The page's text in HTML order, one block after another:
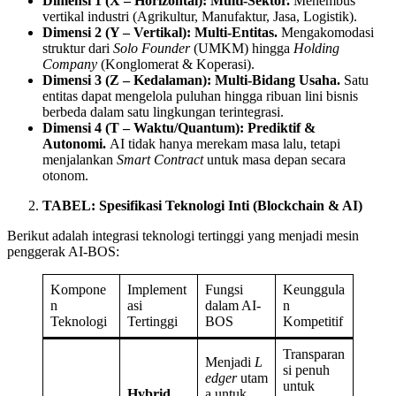
vertikal industri (Agrikultur, Manufaktur, Jasa, Logistik).
Dimensi 2 (Y – Vertikal): Multi-Entitas. Mengakomodasi
struktur dari Solo Founder(UMKM) hingga Holding
Company (Konglomerat & Koperasi).
Dimensi 3 (Z – Kedalaman): Multi-Bidang Usaha. Satu
entitas dapat mengelola puluhan hingga ribuan lini bisnis
berbeda dalam satu lingkungan terintegrasi.
Dimensi 4 (T – Waktu/Quantum): Prediktif &
Autonomi. AI tidak hanya merekam masa lalu, tetapi
menjalankan Smart Contractuntuk masa depan secara
otonom.
TABEL: Spesifikasi Teknologi Inti (Blockchain & AI)
Berikut adalah integrasi teknologi tertinggi yang menjadi mesin
penggerak AI-BOS:
Kompone
n
Teknologi
Implement
asi
Tertinggi
Fungsi
dalam AI-
BOS
Keunggula
n
Kompetitif
Menjadi L
edgerutam
Transparan
si penuh
untuk